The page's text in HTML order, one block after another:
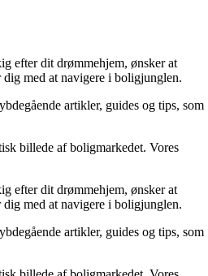
efter dit drømmehjem, ønsker at
med at navigere i boligjunglen.
artikler, guides og tips, som
billede af boligmarkedet. Vores
efter dit drømmehjem, ønsker at
med at navigere i boligjunglen.
artikler, guides og tips, som